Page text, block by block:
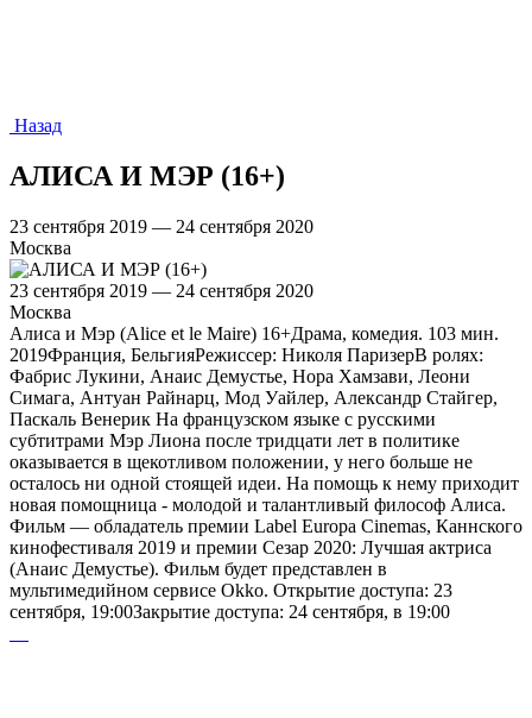
Назад
АЛИСА И МЭР (16+)
23 сентября 2019 — 24 сентября 2020
Москва
23 сентября 2019 — 24 сентября 2020
Москва
Алиса и Мэр (Alice et le Maire) 16+Драма, комедия. 103 мин.
2019Франция, БельгияРежиссер: Николя ПаризерВ ролях:
Фабрис Лукини, Анаис Демустье, Нора Хамзави, Леони
Симага, Антуан Райнарц, Мод Уайлер, Александр Стайгер,
Паскаль Венерик На французском языке с русскими
субтитрами Мэр Лиона после тридцати лет в политике
оказывается в щекотливом положении, у него больше не
осталось ни одной стоящей идеи. На помощь к нему приходит
новая помощница - молодой и талантливый философ Алиса.
Фильм — обладатель премии Label Europa Cinemas, Каннского
кинофестиваля 2019 и премии Сезар 2020: Лучшая актриса
(Анаис Демустье). Фильм будет представлен в
мультимедийном сервисе Оkko. Открытие доступа: 23
сентября, 19:00Закрытие доступа: 24 сентября, в 19:00